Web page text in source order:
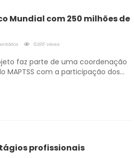
Mundial com 250 milhões de
6286 Views
faz parte de uma coordenação
com a participação dos
prevê a inserção de cerca de 500
profissionais